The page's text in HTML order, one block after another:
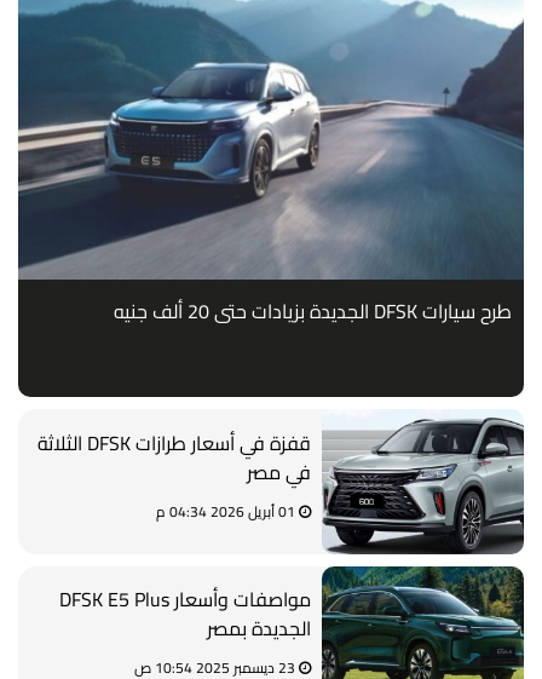
طرح سيارات DFSK الجديدة بزيادات حتى 20 ألف جنيه
قفزة في أسعار طرازات DFSK الثلاثة
في مصر
مواصفات وأسعار DFSK E5 Plus
الجديدة بمصر